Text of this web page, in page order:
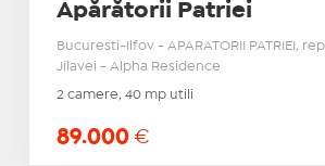
Apărătorii Patriei
Bucuresti-Ilfov - APARATORII PATRIEI,
Jilavei - Alpha Residence
2 camere, 40 mp utili
89.000 €